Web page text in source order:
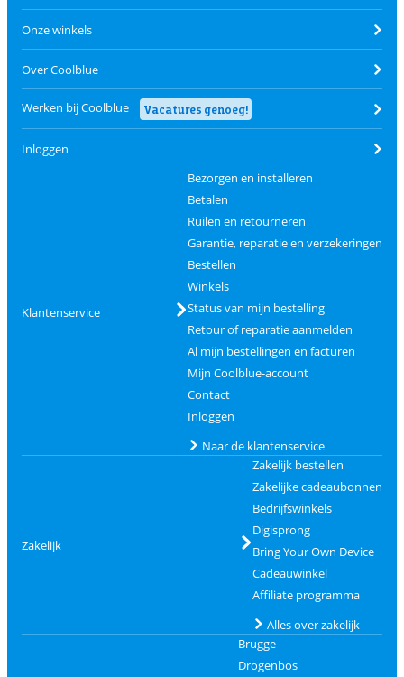
Onze winkels
Over Coolblue
Werken bij Coolblue Vacatures genoeg!
Inloggen
Klantenservice
Bezorgen en installeren
Betalen
Ruilen en retourneren
Garantie, reparatie en verzekeringen
Bestellen
Winkels
Status van mijn bestelling
Retour of reparatie aanmelden
Al mijn bestellingen en facturen
Mijn Coolblue-account
Contact
Inloggen
Naar de klantenservice
Zakelijk
Zakelijk bestellen
Zakelijke cadeaubonnen
Bedrijfswinkels
Digisprong
Bring Your Own Device
Cadeauwinkel
Affiliate programma
Alles over zakelijk
Brugge
Drogenbos